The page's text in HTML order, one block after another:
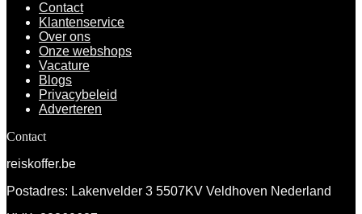
Contact
Klantenservice
Over ons
Onze webshops
Vacature
Blogs
Privacybeleid
Adverteren
Contact
reiskoffer.be
Postadres: Lakenvelder 3 5507KV Veldhoven Nederland